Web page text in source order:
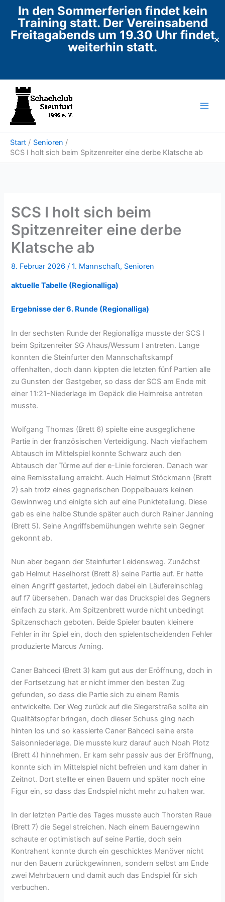
In den Sommerferien findet kein
Training statt. Der Vereinsabend
Freitagabends um 19.30 Uhr findet
weiterhin statt.
✕
Inhalt
springen
Start
Senioren
SCS I holt sich beim Spitzenreiter eine derbe Klatsche ab
SCS I holt sich beim
Spitzenreiter eine derbe
Klatsche ab
8. Februar 2026/1. Mannschaft, Senioren
aktuelle Tabelle (Regionalliga)
Ergebnisse der 6. Runde (Regionalliga)
In der sechsten Runde der Regionalliga musste der SCS I
beim Spitzenreiter SG Ahaus/Wessum I antreten. Lange
konnten die Steinfurter den Mannschaftskampf
offenhalten, doch dann kippten die letzten fünf Partien alle
zu Gunsten der Gastgeber, so dass der SCS am Ende mit
einer 11:21-Niederlage im Gepäck die Heimreise antreten
musste.
Wolfgang Thomas (Brett 6) spielte eine ausgeglichene
Partie in der französischen Verteidigung. Nach vielfachem
Abtausch im Mittelspiel konnte Schwarz auch den
Abtausch der Türme auf der e-Linie forcieren. Danach war
eine Remisstellung erreicht. Auch Helmut Stöckmann (Brett
2) sah trotz eines gegnerischen Doppelbauers keinen
Gewinnweg und einigte sich auf eine Punkteteilung. Diese
gab es eine halbe Stunde später auch durch Rainer Janning
(Brett 5). Seine Angriffsbemühungen wehrte sein Gegner
gekonnt ab.
Nun aber begann der Steinfurter Leidensweg. Zunächst
gab Helmut Haselhorst (Brett 8) seine Partie auf. Er hatte
einen Angriff gestartet, jedoch dabei ein Läufereinschlag
auf f7 übersehen. Danach war das Druckspiel des Gegners
einfach zu stark. Am Spitzenbrett wurde nicht unbedingt
Spitzenschach geboten. Beide Spieler bauten kleinere
Fehler in ihr Spiel ein, doch den spielentscheidenden Fehler
produzierte Marcus Arning.
Caner Bahceci (Brett 3) kam gut aus der Eröffnung, doch in
der Fortsetzung hat er nicht immer den besten Zug
gefunden, so dass die Partie sich zu einem Remis
entwickelte. Der Weg zurück auf die Siegerstraße sollte ein
Qualitätsopfer bringen, doch dieser Schuss ging nach
hinten los und so kassierte Caner Bahceci seine erste
Saisonniederlage. Die musste kurz darauf auch Noah Plotz
(Brett 4) hinnehmen. Er kam sehr passiv aus der Eröffnung,
konnte sich im Mittelspiel nicht befreien und kam daher in
Zeitnot. Dort stellte er einen Bauern und später noch eine
Figur ein, so dass das Endspiel nicht mehr zu halten war.
In der letzten Partie des Tages musste auch Thorsten Raue
(Brett 7) die Segel streichen. Nach einem Bauerngewinn
schaute er optimistisch auf seine Partie, doch sein
Kontrahent konnte durch ein geschicktes Manöver nicht
nur den Bauern zurückgewinnen, sondern selbst am Ende
zwei Mehrbauern und damit auch das Endspiel für sich
verbuchen.